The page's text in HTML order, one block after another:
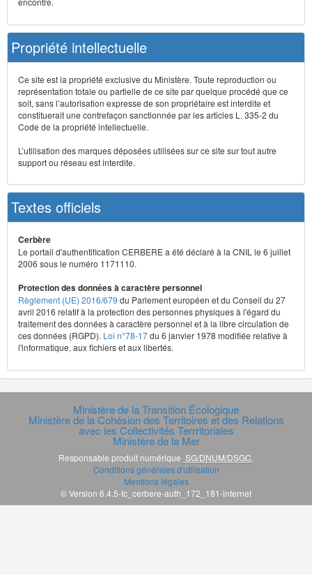
Propriété intellectuelle
Ce site est la propriété exclusive du Ministère. Toute reproduction ou
représentation totale ou partielle de ce site par quelque procédé que ce
soit, sans l’autorisation expresse de son propriétaire est interdite et
constituerait une contrefaçon sanctionnée par les articles L. 335-2 du
Code de la propriété intellectuelle.
L’utilisation des marques déposées utilisées sur ce site sur tout autre
support ou réseau est interdite.
Textes officiels
Cerbère
Le portail d'authentification CERBERE a été déclaré à la CNIL le 6 juillet
2006 sous le numéro 1171110.
Protection des données à caractère personnel
Règlement (UE) 2016/679 du Parlement européen et du Conseil du 27
avril 2016 relatif à la protection des personnes physiques à l'égard du
traitement des données à caractère personnel et à la libre circulation de
ces données (RGPD). Loi n°78-17du 6 janvier 1978 modifiée relative à
l'informatique, aux fichiers et aux libertés.
Ministère de la Transition Écologique
Ministère de la Cohésion des Territoires et des Relations
avec les Collectivités Terrritoriales
Ministère de la Mer
Responsable produit numérique SG/DNUM/DSGC
Conditions générales d'utilisation
Mentions légales
© Version 6.4.5-tc_cerbere-auth_172_181-internet